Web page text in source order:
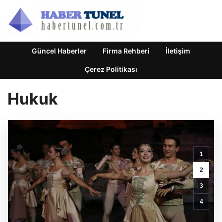
Güncel Haberler Firma Rehberi İletişim
Çerez Politikası
Hukuk
1
2
3
4
Edirne